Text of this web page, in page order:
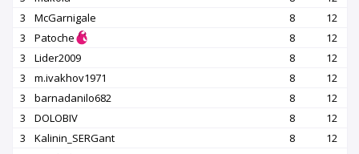
3
McGarnigale 8
12
3
Patoche 8
12
3
Lider2009 8
12
3
m.ivakhov1971 8
12
3
barnadanilo682 8
12
3
DOLOBIV 8
12
3
Kalinin_SERGant 8
12